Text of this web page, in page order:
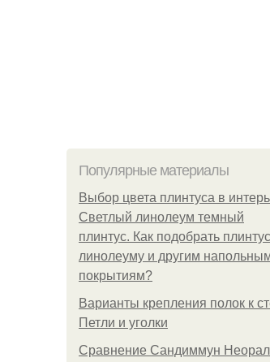
Популярные материалы
Выбор цвета плинтуса в
Светлый линолеум темный
плинтус. Как подобрать
линолеуму и другим
покрытиям?
Варианты крепления полок к
Петли и уголки
Сравнение Сандиммун